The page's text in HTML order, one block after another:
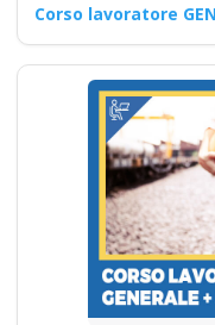
Corso lavoratore